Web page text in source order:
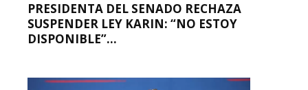
PRESIDENTA DEL SENADO RECHAZA
SUSPENDER LEY KARIN: “NO ESTOY
DISPONIBLE”...